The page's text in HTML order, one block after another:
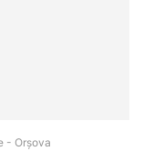
- Orşova